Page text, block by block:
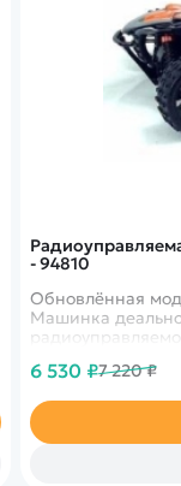
- 94810
Обновлённая
Машинка
6 530 ₽7 220 ₽